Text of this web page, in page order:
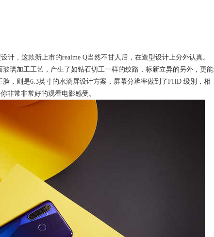
计，这款新上市的realme Q当然不甘人后，在造型设计上分外认真。
璃加工工艺，产生了如钻石切工一样的纹路，标新立异的另外，更能
，则是6.3英寸的水滴屏设计方案，屏幕分辨率做到了FHD 级別，相
非常非常好的观看电影感受。